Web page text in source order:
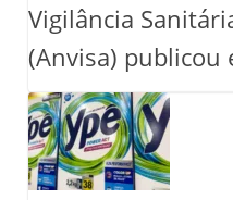
Vigilância
(Anvisa) publicou